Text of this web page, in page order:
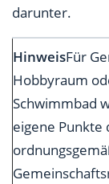
darunter.
HinweisFür
Hobbyraum
Schwimmbad
eigene